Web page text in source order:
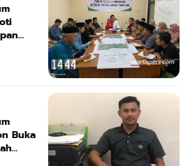
Buka